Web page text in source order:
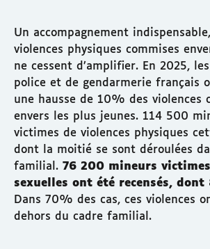
Un accompagnement
violences physiques commises
ne cessent d’amplifier. En 2025,
police et de gendarmerie français
une hausse de 10% des violences
envers les plus jeunes. 114 500
victimes de violences physiques
dont la moitié se sont déroulées
familial. 76 200 mineurs
sexuelles ont été recensés,
Dans 70% des cas, ces violences
dehors du cadre familial.